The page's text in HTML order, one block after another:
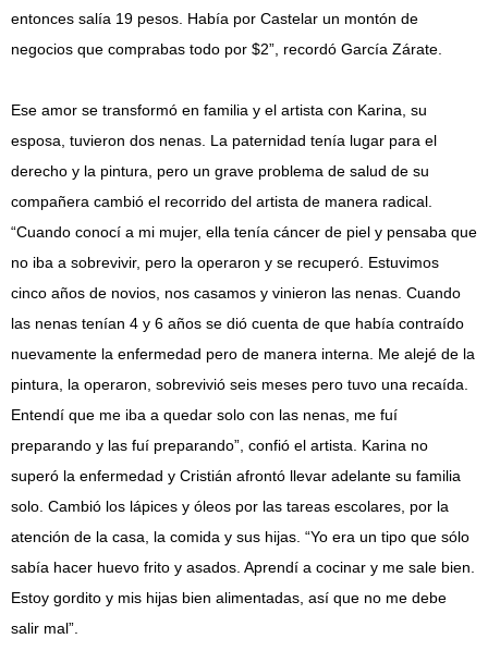
entonces salía 19 pesos. Había por Castelar un montón de
negocios que comprabas todo por $2”, recordó García Zárate.
Ese amor se transformó en familia y el artista con Karina, su
esposa, tuvieron dos nenas. La paternidad tenía lugar para el
derecho y la pintura, pero un grave problema de salud de su
compañera cambió el recorrido del artista de manera radical.
“Cuando conocí a mi mujer, ella tenía cáncer de piel y pensaba que
no iba a sobrevivir, pero la operaron y se recuperó. Estuvimos
cinco años de novios, nos casamos y vinieron las nenas. Cuando
las nenas tenían 4 y 6 años se dió cuenta de que había contraído
nuevamente la enfermedad pero de manera interna. Me alejé de la
pintura, la operaron, sobrevivió seis meses pero tuvo una recaída.
Entendí que me iba a quedar solo con las nenas, me fuí
preparando y las fuí preparando”, confió el artista. Karina no
superó la enfermedad y Cristián afrontó llevar adelante su familia
solo. Cambió los lápices y óleos por las tareas escolares, por la
atención de la casa, la comida y sus hijas. “Yo era un tipo que sólo
sabía hacer huevo frito y asados. Aprendí a cocinar y me sale bien.
Estoy gordito y mis hijas bien alimentadas, así que no me debe
salir mal”.